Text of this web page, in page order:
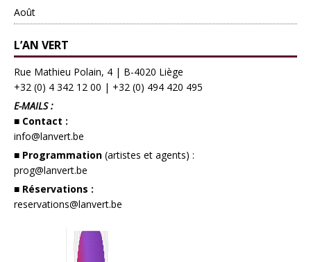
Août
L’AN VERT
Rue Mathieu Polain, 4 | B-4020 Liège
+32 (0) 4 342 12 00 | +32 (0) 494 420 495
E-MAILS :
■ Contact :
info@lanvert.be
■ Programmation (artistes et agents) :
prog@lanvert.be
■ Réservations :
reservations@lanvert.be